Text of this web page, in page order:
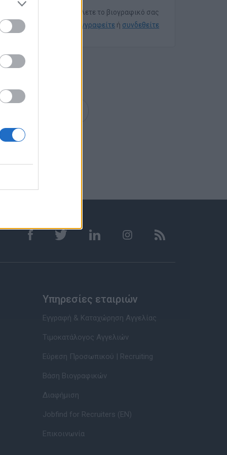
Για να στείλετε το βιογραφικό σας
εγγραφείτε ή συνδεθείτε
Υπηρεσίες εταιριών
Εγγραφή & Καταχώρηση Αγγελίας
Τιμοκατάλογος Αγγελιών
Εύρεση Προσωπικού | Recruiting
Βάση Βιογραφικών
Διαφήμιση
Jobfind for Recruiters (EN)
Επικοινωνία